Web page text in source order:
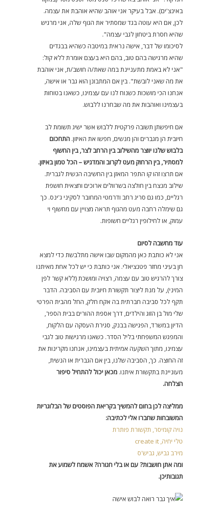
באינצ'ים). אבל בעיקר אני אוהב שהיא אוהבת את עצמה.
לכן, אם היא עוטה בגד שמסתיר את הגוף שלה, אני מרגיש
שהיא חסרת ביטחון לגבי עצמה".
לסיכומו של דבר, אישה נראית במיטבה כשהיא בבגדים
שהיא מרגישה בהם טוב, בהם היא בעצם אומרת ללא קול:
"אני לא באמת מתעניינת במה שאת/ה חושב/ת, אני אוהבת
את מה שאני לובשת". בין אם המתבונן הוא גבר או אישה,
אנחנו הכי מושכות כשנוח לנו עם עצמינו, כשאנו בטוחות
בעצמינו ואוהבות את מה שבחרנו ללבוש.
אם חיפשתן תשובה פרקטית ללבוש אשר ישיג תשומת לב
חיובית הן מגברים והן מנשים, חפשו את האיזון. התחכום
בלבוש שלנו יווצר מהשילוב בין הרחב לצר, בין החשוף
למסתיר, בין הרחוק מעט לקרוב והמדגיש – הכל טמון באיזון.
אם תרצו זהו קו התפר המאזן בין החשיבה הנשית לגברית.
שילוב מנצח בין חולצה בשרוולים ארוכים וחצאית חושפת
רגליים, כמו גם סריג רחב ודרמטי המחובר לסקיני ג'ינס. כך
גם שימלה רחבה מעט מהגוף תראה מצויין עם מחשוף וי
עמוק, או לחילופין רגליים חשופות.
עוד מחשבה לסיום
אני לא כותבת כאן מהמקום שבו אישה מתלבשת כדי למצא
חן בעיני מחזר פטנציאלי. אני כותבת כי יש לכל אחת מאיתנו
צורך להרגיש טוב עם עצמה, רצויה ומושכת (ללא קשר לפן
המיני), על מנת ליצור תקשורת חיובית עם הסביבה. הדבר
תקף לכל סביבה חברתית בה אקח חלק, החל מהבית הפרטי
שלי מול בן הזוג והילדים, דרך אספת ההורים בבית הספר,
הדיון במשרד, הפגישה בבנק, סגירת העסקה עם הלקוח,
והמפגש המשפחתי בליל הסדר. כשאנו מרגישות טוב לגבי
עצמינו, מתוך השקעה אמיתית בעצמינו, אנחנו מקרינות את
זה החוצה. כך, הסביבה שלנו, בין אם הגברית או הנשית,
מעוניינת בתקשורת איתנו. מכאן יכול להתחיל סיפור
הצלחה.
ממליצה לכן בחום להמשיך בקריאת הפוסטים של הבלוגריות
המשובחות שחברו אלי לכתיבה:
נויה קומיסר, תקשורת פותרת
טלי יחיה, create it
מירב גביש, גביש'ס
ומה אתן חושבות? עם או בלי חגורה? אשמח לשמוע את
תגובותיכן.